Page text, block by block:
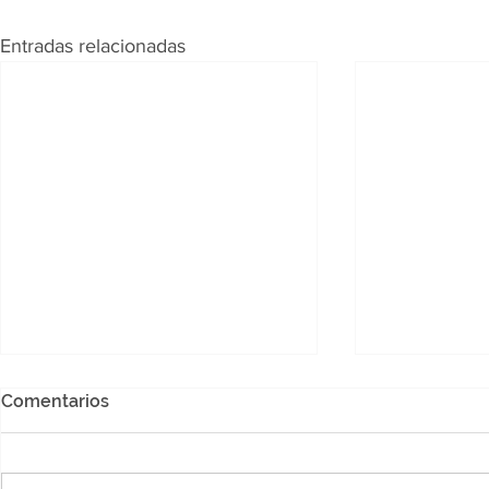
Entradas relacionadas
Comentarios